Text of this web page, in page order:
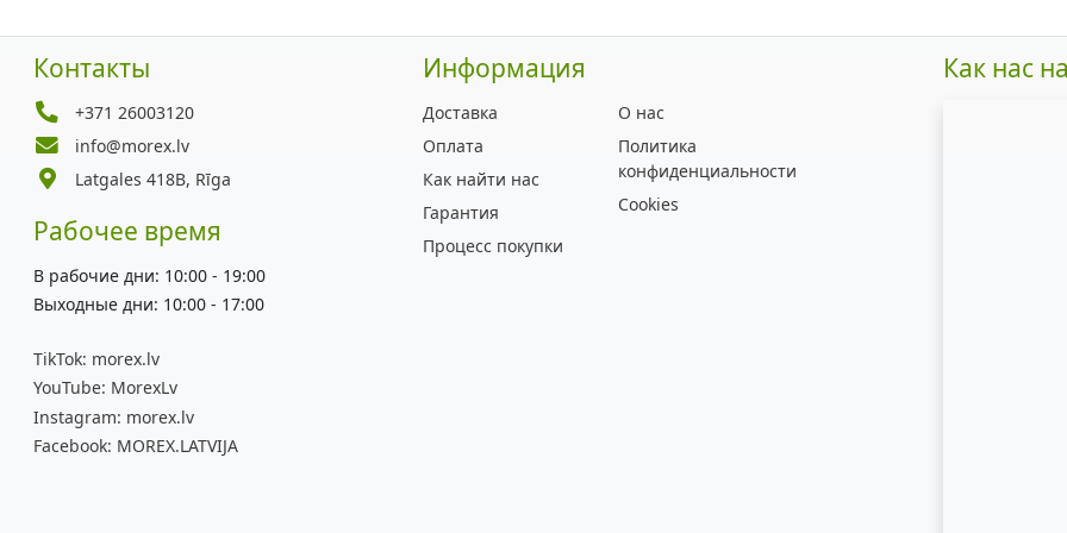
Контакты
+371 26003120
info@morex.lv
Latgales 418B, Rīga
Рабочее время
В рабочие дни: 10:00 - 19:00
Выходные дни: 10:00 - 17:00
TikTok: morex.lv
YouTube: MorexLv
Instagram: morex.lv
Facebook: MOREX.LATVIJA
Информация
Доставка
Оплата
Как найти нас
Гарантия
Процесс покупки
О нас
Политика
конфиденциальности
Cookies
Как нас